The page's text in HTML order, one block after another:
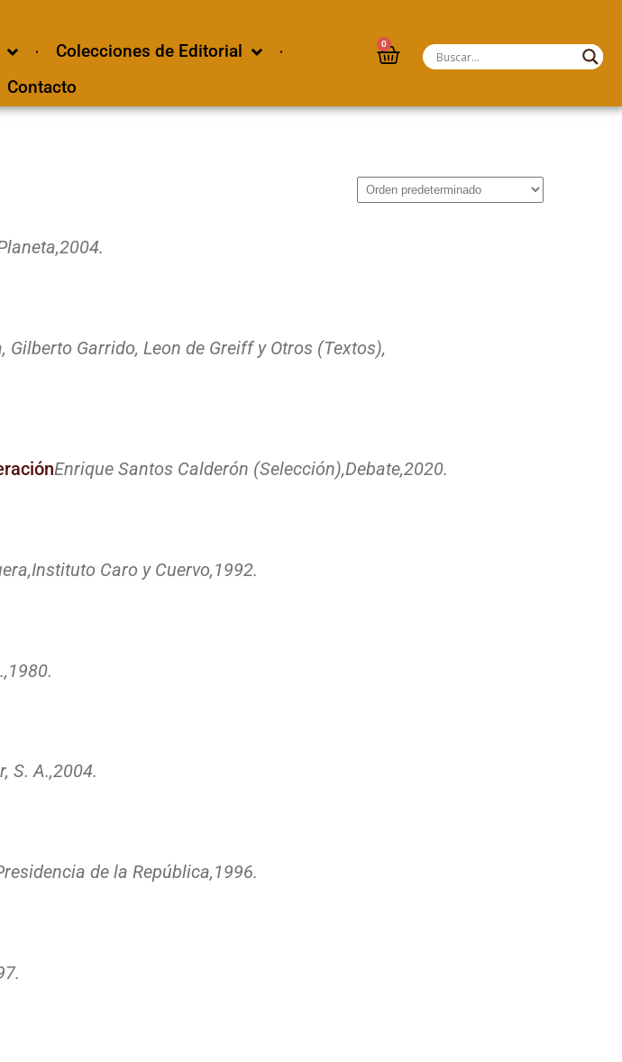
Colecciones de Editorial
Contacto
0
2004.
Gilberto Garrido, Leon de Greiff y Otros (Textos),
Enrique Santos Calderón (Selección),Debate,2020.
Instituto Caro y Cuervo,1992.
1980.
S. A.,2004.
de la República,1996.